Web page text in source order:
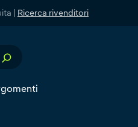
| Ricerca rivenditori